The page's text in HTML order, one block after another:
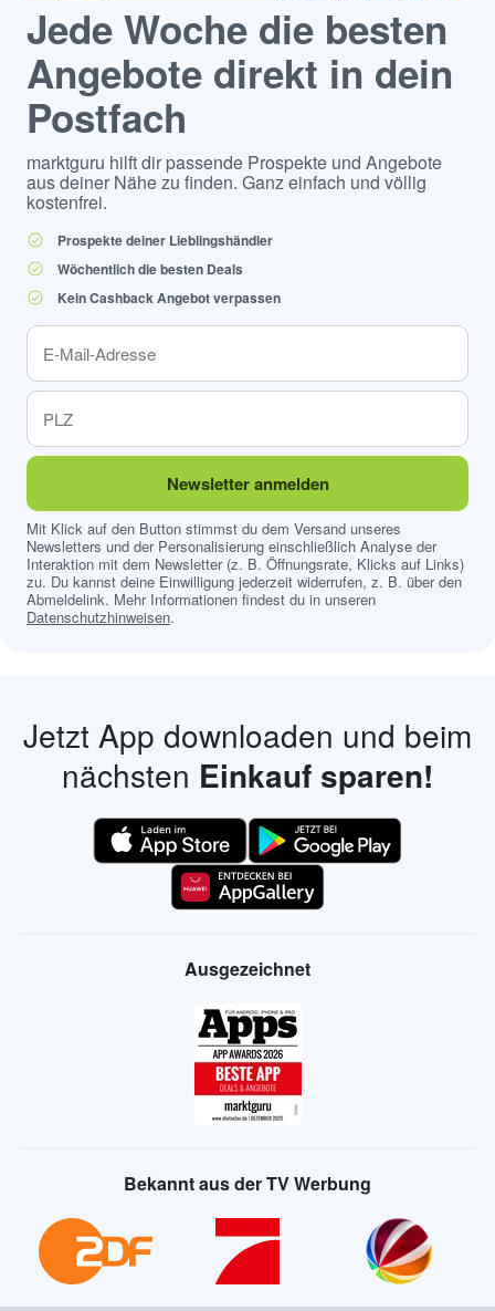
Jede Woche die besten
Angebote direkt in dein
Postfach
marktguru hilft dir passende Prospekte und Angebote
aus deiner Nähe zu finden. Ganz einfach und völlig
kostenfrei.
Prospekte deiner Lieblingshändler
Wöchentlich die besten Deals
Kein Cashback Angebot verpassen
Newsletter anmelden
Mit Klick auf den Button stimmst du dem Versand unseres
Newsletters und der Personalisierung einschließlich Analyse der
Interaktion mit dem Newsletter (z. B. Öffnungsrate, Klicks auf Links)
zu. Du kannst deine Einwilligung jederzeit widerrufen, z. B. über den
Abmeldelink. Mehr Informationen findest du in unseren
Datenschutzhinweisen.
Jetzt App downloaden und beim
nächsten Einkauf sparen!
Ausgezeichnet
Bekannt aus der TV Werbung